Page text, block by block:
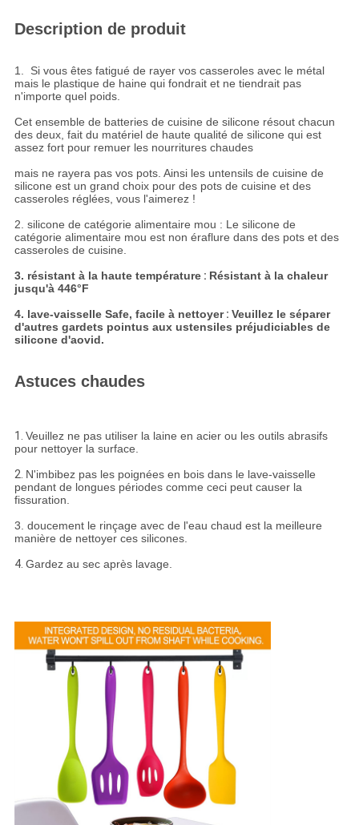
Description de produit
1. Si vous êtes fatigué de rayer vos casseroles avec le métal
mais le plastique de haine qui fondrait et ne tiendrait pas
n'importe quel poids.
Cet ensemble de batteries de cuisine de silicone résout chacun
des deux, fait du matériel de haute qualité de silicone qui est
assez fort pour remuer les nourritures chaudes
mais ne rayera pas vos pots. Ainsi les untensils de cuisine de
silicone est un grand choix pour des pots de cuisine et des
casseroles réglées, vous l'aimerez !
2. silicone de catégorie alimentaire mou : Le silicone de
catégorie alimentaire mou est non éraflure dans des pots et des
casseroles de cuisine.
3. résistant à la haute température: Résistant à la chaleur
jusqu'à 446°F
4. lave-vaisselle Safe, facile à nettoyer: Veuillez le séparer
d'autres gardets pointus aux ustensiles préjudiciables de
silicone d'aovid.
Astuces chaudes
1. Veuillez ne pas utiliser la laine en acier ou les outils abrasifs
pour nettoyer la surface.
2. N'imbibez pas les poignées en bois dans le lave-vaisselle
pendant de longues périodes comme ceci peut causer la
fissuration.
3. doucement le rinçage avec de l'eau chaud est la meilleure
manière de nettoyer ces silicones.
4. Gardez au sec après lavage.